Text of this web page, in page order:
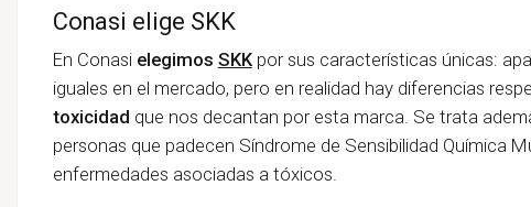
Conasi elige SKK
En Conasi elegimos SKKpor sus características únicas:
iguales en el mercado, pero en realidad hay diferencias
toxicidad que nos decantan por esta marca. Se trata
personas que padecen Síndrome de Sensibilidad Química
enfermedades asociadas a tóxicos.